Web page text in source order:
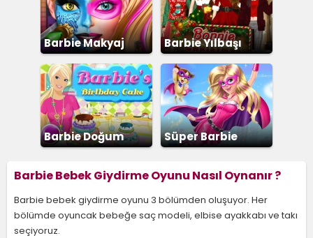
Barbie Makyaj
Barbie Yılbaşı
Partisi
Barbie Doğum
Süper Barbie
Barbie Bebek Giydirme Oyunu Nasıl Oynanır ?
Barbie bebek giydirme oyunu 3 bölümden oluşuyor. Her
bölümde oyuncak bebeğe saç modeli, elbise ayakkabı ve takı
seçiyoruz.